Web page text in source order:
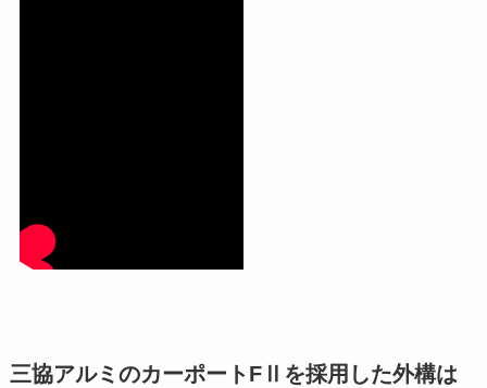
三協アルミのカーポートFⅡを採用した外構は